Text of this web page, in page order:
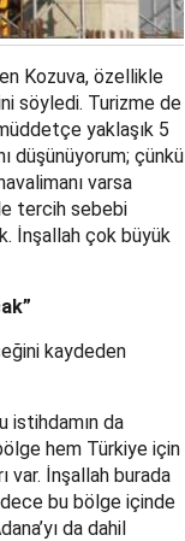
Kozuva, özellikle
söyledi. Turizme de
yaklaşık 5
düşünüyorum; çünkü
varsa
tercih sebebi
İnşallah çok büyük
kaydeden
istihdamın da
hem Türkiye için
var. İnşallah burada
bu bölge içinde
da dahil